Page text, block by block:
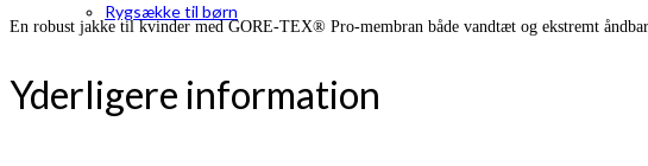
Rygsække til børn
En robust jakke til kvinder med GORE-TEX® Pro-membran både vandtæt og ekstremt
Yderligere information